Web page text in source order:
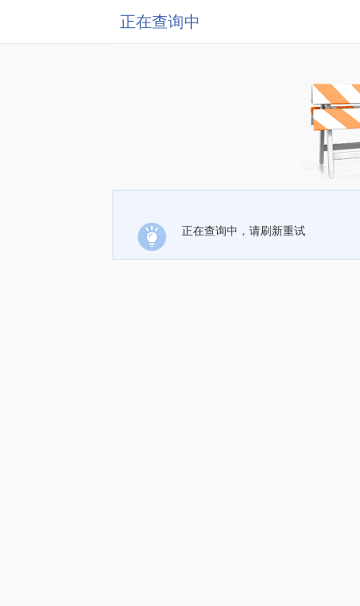
正在查询中
正在查询中，请刷新重试